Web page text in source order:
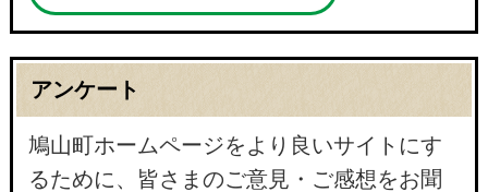
アンケート
鳩山町ホームページをより良いサイトにす
るために、皆さまのご意見・ご感想をお聞